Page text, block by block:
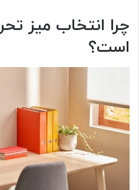
چرا انتخاب میز
است؟